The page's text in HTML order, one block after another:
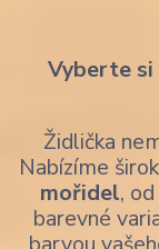
Vyberte
Židlička
Nabízíme
mořidel,
barevné